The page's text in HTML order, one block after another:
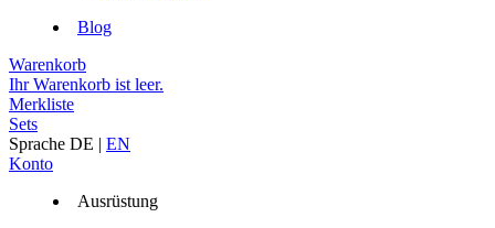
Blog
Warenkorb
Ihr Warenkorb ist leer.
Merkliste
Sets
Sprache DE | EN
Konto
Ausrüstung